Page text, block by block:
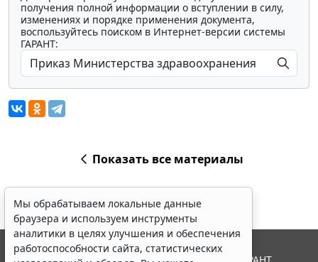
получения полной информации о вступлении в силу,
изменениях и порядке применения документа,
воспользуйтесь поиском в Интернет-версии системы
ГАРАНТ:
Показать все материалы
Мы обрабатываем локальные данные
браузера и используем инструменты
аналитики в целях улучшения и обеспечения
работоспособности сайта, статистических